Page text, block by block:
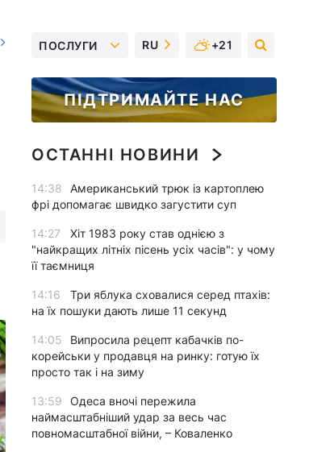
ПОСЛУГИ RU +21
ПІДТРИМАЙТЕ НАС
ОСТАННІ НОВИНИ
14:38
Американський трюк із картоплею
фрі допомагає швидко загустити суп
14:27
Хіт 1983 року став однією з
"найкращих літніх пісень усіх часів": у чому
її таємниця
14:16
Три яблука сховалися серед птахів:
на їх пошуки дають лише 11 секунд
14:05
Випросила рецепт кабачків по-
корейськи у продавця на ринку: готую їх
просто так і на зиму
13:59
Одеса вночі пережила
наймасштабніший удар за весь час
повномасштабної війни, – Коваленко